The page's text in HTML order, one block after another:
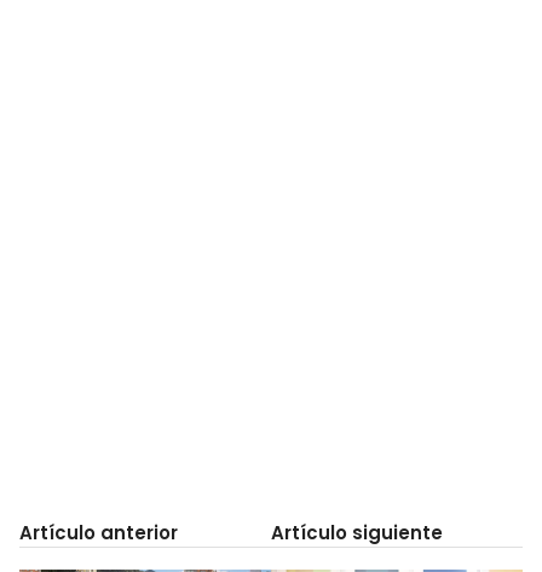
Artículo anterior Artículo siguiente